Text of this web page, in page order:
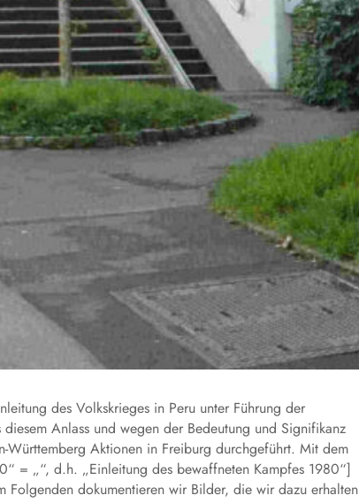
des Volkskrieges in Peru unter Führung der
Anlass und wegen der Bedeutung und Signifikanz
Württemberg Aktionen in Freiburg durchgeführt. Mit dem
= „“, d.h. „Einleitung des bewaffneten Kampfes 1980“]
dokumentieren wir Bilder, die wir dazu erhalten